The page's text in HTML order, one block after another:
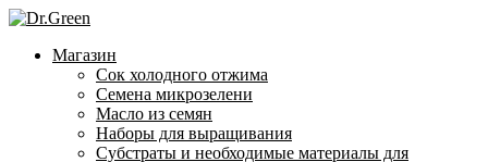
Перейти
содержанию
Магазин
Сок холодного отжима
Семена микрозелени
Масло из семян
Наборы для выращивания
Субстраты и необходимые материалы для